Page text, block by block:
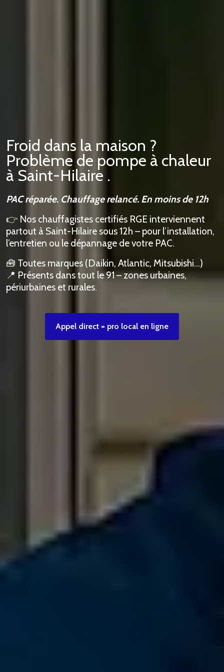
Froid dans la maison ?
Problème de pompe à chaleur
à Saint-Hilaire .
PAC réparée. Chauffage relancé. En moins de 12h
👉 Nos chauffagistes certifiés RGE interviennent
partout à Saint-Hilaire sous 12h – pour l’installation,
l’entretien ou le dépannage de votre PAC.
🧰 Toutes marques (Daikin, Atlantic, Mitsubishi…)
📍 Présents dans tout le 91 – zones urbaines,
périurbaines et rurales.
Appel direct = pro local en ligne